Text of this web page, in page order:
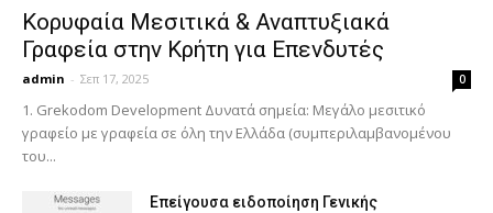
Κορυφαία Μεσιτικά & Αναπτυξιακά
Γραφεία στην Κρήτη για Επενδυτές
admin - Σεπ 17, 2025 0
1. Grekodom Development Δυνατά σημεία: Μεγάλο μεσιτικό
γραφείο με γραφεία σε όλη την Ελλάδα (συμπεριλαμβανομένου
του...
Επείγουσα ειδοποίηση Γενικής